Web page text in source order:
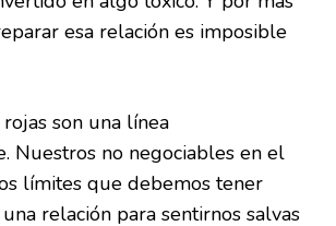
esa relación es imposible
son una línea
Nuestros no negociables en el
límites que debemos tener
relación para sentirnos salvas